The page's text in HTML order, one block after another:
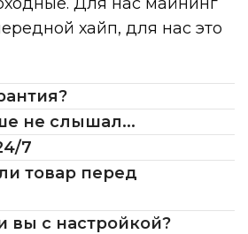
хайп, для нас это
не слышал...
7
товар перед
вы с настройкой?